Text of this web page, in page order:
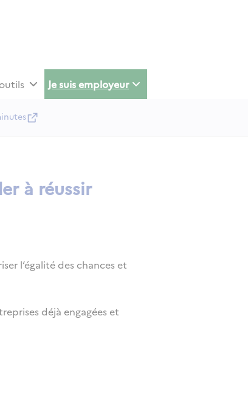
Je suis employeur
à réussir
l‘égalité des chances et
déjà engagées et